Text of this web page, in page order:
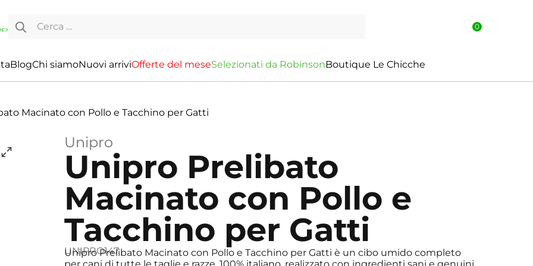
Ricerca per:
0
BlogChi siamoNuovi arriviOfferte del meseSelezionati da RobinsonBoutique Le Chicche
Macinato con Pollo e Tacchino per Gatti
Unipro
Unipro Prelibato
Macinato con Pollo e
Tacchino per Gatti
UNIPRO147
Unipro Prelibato Macinato con Pollo e Tacchino per Gatti è un cibo umido completo